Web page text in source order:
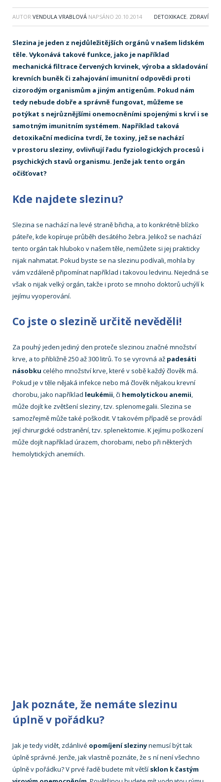
AUTOR VENDULA VRABLOVÁ NAPSÁNO 20.10.2014 DETOXIKACE, ZDRAVÍ
Slezina je jeden z nejdůležitějších orgánů v našem lidském
těle. Vykonává takové funkce, jako je například
mechanická filtrace červených krvinek, výroba a skladování
krevních buněk či zahajování imunitní odpovědi proti
cizorodým organismům a jiným antigenům. Pokud nám
tedy nebude dobře a správně fungovat, můžeme se
potýkat s nejrůznějšími onemocněními spojenými s krví i se
samotným imunitním systémem. Například taková
detoxikační medicína tvrdí, že toxiny, jež se nachází
v prostoru sleziny, ovlivňují řadu fyziologických procesů i
psychických stavů organismu. Jenže jak tento orgán
očišťovat?
Kde najdete slezinu?
Slezina se nachází na levé straně břicha, a to konkrétně blízko
páteře, kde kopíruje průběh desátého žebra. Jelikož se nachází
tento orgán tak hluboko v našem těle, nemůžete si jej prakticky
nijak nahmatat. Pokud byste se na slezinu podívali, mohla by
vám vzdáleně připomínat například i takovou ledvinu. Nejedná se
však o nijak velký orgán, takže i proto se mnoho doktorů uchýlí k
jejímu vyoperování.
Co jste o slezině určitě nevěděli!
Za pouhý jeden jediný den proteče slezinou značné množství
krve, a to přibližně 250 až 300 litrů. To se vyrovná až padesáti
násobku celého množství krve, které v sobě každý člověk má.
Pokud je v těle nějaká infekce nebo má člověk nějakou krevní
chorobu, jako například leukémii, či hemolytickou anemii,
může dojít ke zvětšení sleziny, tzv. splenomegalii. Slezina se
samozřejmě může také poškodit. V takovém případě se provádí
její chirurgické odstranění, tzv. splenektomie. K jejímu poškození
může dojít například úrazem, chorobami, nebo při některých
hemolytických anemiích.
Jak poznáte, že nemáte slezinu
úplně v pořádku?
Jak je tedy vidět, zdánlivé opomíjení slezinynemusí být tak
úplně správné. Jenže, jak vlastně poznáte, že s ní není všechno
úplně v pořádku? V prvé řadě budete mít větší sklon k častým